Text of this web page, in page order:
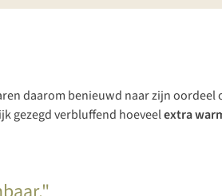
daarom benieuwd naar zijn oordeel
gezegd verbluffend hoeveelextra